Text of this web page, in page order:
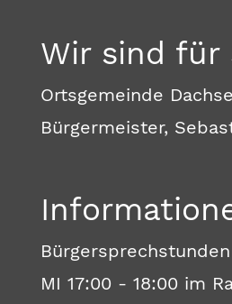
Wir sind für
Ortsgemeinde
Bürgermeister,
Bürgersprechstunden
MI 17:00 - 18:00 im